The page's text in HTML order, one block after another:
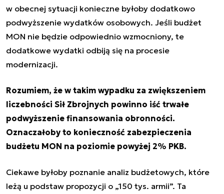
w obecnej sytuacji konieczne byłoby dodatkowo
podwyższenie wydatków osobowych. Jeśli budżet
MON nie będzie odpowiednio wzmocniony, te
dodatkowe wydatki odbiją się na procesie
modernizacji.
Rozumiem, że w takim wypadku za zwiększeniem
liczebności Sił Zbrojnych powinno iść trwałe
podwyższenie finansowania obronności.
Oznaczałoby to konieczność zabezpieczenia
budżetu MON na poziomie powyżej 2% PKB.
Ciekawe byłoby poznanie analiz budżetowych, które
leżą u podstaw propozycji o „150 tys. armii”. Ta